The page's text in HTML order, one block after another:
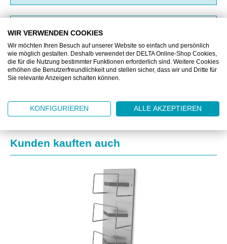
ZUSATZINFORMATIONEN
DOWNLOAD
Produktgalerie überspringen
Kunden kauften auch
WIR VERWENDEN COOKIES
Wir möchten Ihren Besuch auf unserer Website so einfach und persönlich
wie möglich gestalten. Deshalb verwendet der DELTA Online-Shop Cookies,
die für die Nutzung bestimmter Funktionen erforderlich sind. Weitere Cookies
erhöhen die Benutzerfreundlichkeit und stellen sicher, dass wir und Dritte für
Sie relevante Anzeigen schalten können.
KONFIGURIEREN ALLE AKZEPTIEREN